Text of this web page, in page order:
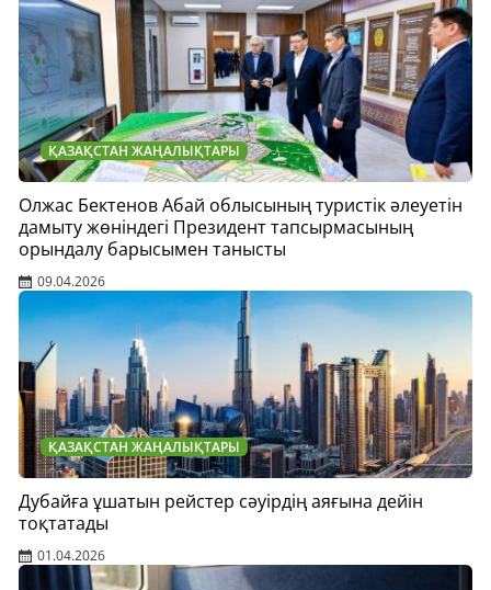
ҚАЗАҚСТАН ЖАҢАЛЫҚТАРЫ
Олжас Бектенов Абай облысының туристік әлеуетін
дамыту жөніндегі Президент тапсырмасының
орындалу барысымен танысты
09.04.2026
ҚАЗАҚСТАН ЖАҢАЛЫҚТАРЫ
Дубайға ұшатын рейстер сәуірдің аяғына дейін
тоқтатады
01.04.2026